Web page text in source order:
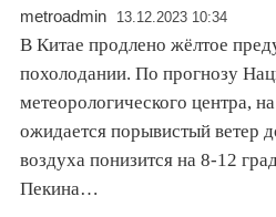
metroadmin 13.12.2023 10:34
В Китае продлено жёлтое
похолодании. По прогнозу
метеорологического центра,
ожидается порывистый ветер
воздуха понизится на 8-12
Пекина…